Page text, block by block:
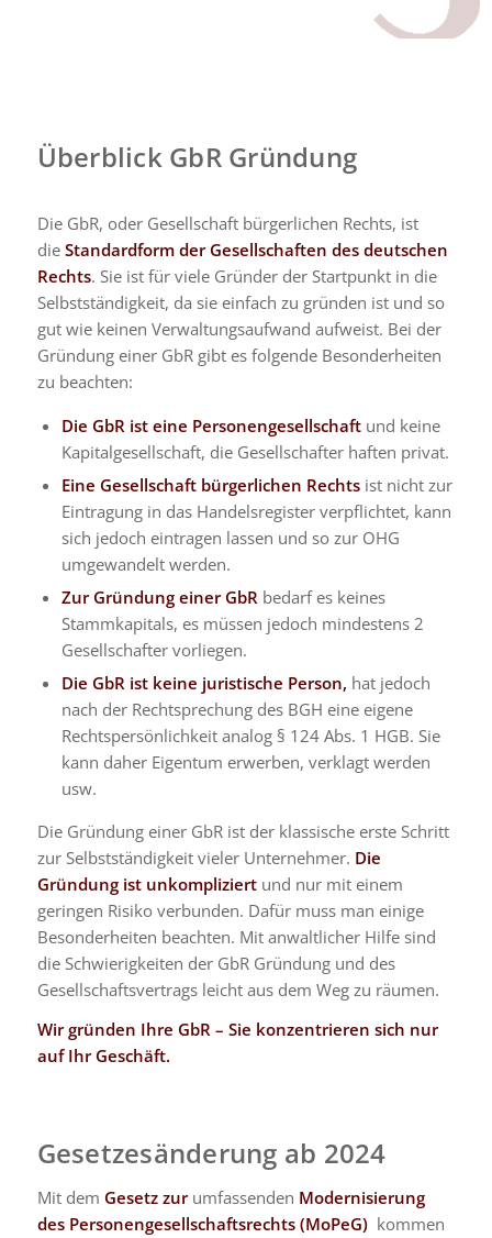
Überblick GbR Gründung
Die GbR, oder Gesellschaft bürgerlichen Rechts, ist
die Standardform der Gesellschaften des deutschen
Rechts. Sie ist für viele Gründer der Startpunkt in die
Selbstständigkeit, da sie einfach zu gründen ist und so
gut wie keinen Verwaltungsaufwand aufweist. Bei der
Gründung einer GbR gibt es folgende Besonderheiten
zu beachten:
Die GbR ist eine Personengesellschaftund keine
Kapitalgesellschaft, die Gesellschafter haften privat.
Eine Gesellschaft bürgerlichen Rechtsist nicht zur
Eintragung in das Handelsregister verpflichtet, kann
sich jedoch eintragen lassen und so zur OHG
umgewandelt werden.
Zur Gründung einer GbR bedarf es keines
Stammkapitals, es müssen jedoch mindestens 2
Gesellschafter vorliegen.
Die GbR ist keine juristische Person, hat jedoch
nach der Rechtsprechung des BGH eine eigene
Rechtspersönlichkeit analog § 124 Abs. 1 HGB. Sie
kann daher Eigentum erwerben, verklagt werden
usw.
Die Gründung einer GbR ist der klassische erste Schritt
zur Selbstständigkeit vieler Unternehmer. Die
Gründung ist unkompliziertund nur mit einem
geringen Risiko verbunden. Dafür muss man einige
Besonderheiten beachten. Mit anwaltlicher Hilfe sind
die Schwierigkeiten der GbR Gründung und des
Gesellschaftsvertrags leicht aus dem Weg zu räumen.
Wir gründen Ihre GbR – Sie konzentrieren sich nur
auf Ihr Geschäft.
Gesetzesänderung ab 2024
Mit dem Gesetz zurumfassenden Modernisierung
des Personengesellschaftsrechts (MoPeG) kommen